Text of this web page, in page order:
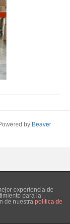
by Beaver
experiencia de
para la
de nuestra política de